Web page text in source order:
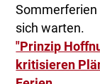
Sommerferien
sich warten.
"Prinzip
kritisieren